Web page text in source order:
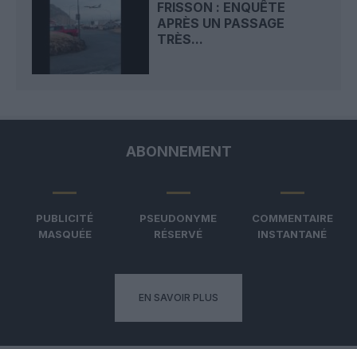
FRISSON : ENQUÊTE
APRÈS UN PASSAGE
TRÈS...
ABONNEMENT
PUBLICITÉ
MASQUÉE
PSEUDONYME
RÉSERVÉ
COMMENTAIRE
INSTANTANÉ
EN SAVOIR PLUS